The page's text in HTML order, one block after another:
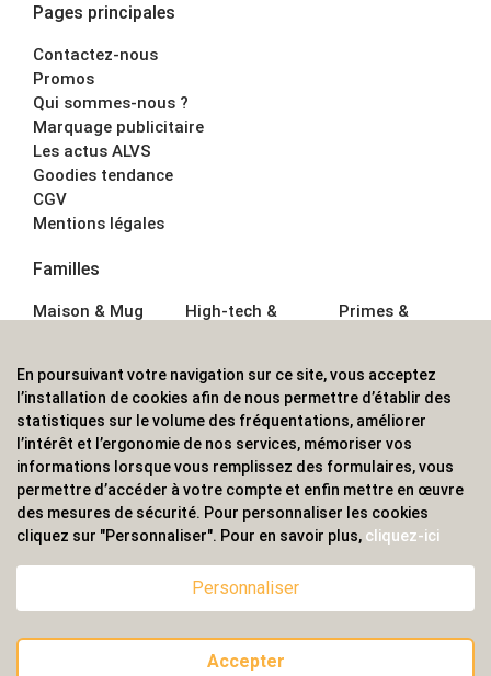
Pages principales
Contactez-nous
Promos
Qui sommes-nous ?
Marquage publicitaire
Les actus ALVS
Goodies tendance
CGV
Mentions légales
Familles
Maison & Mug
Écriture
Bagagerie sacs
High-tech &
Sport &
Outdoor
Enfant
Primes &
Boisson
Textile &
Casquette
Accessoires de
bureau
ALVS, fournisseur d'objets publicitaires, pour les
professionnels. Une implantation nationale, une
couverture internationale.
© 2020 ALVS
En poursuivant votre navigation sur ce site, vous acceptez
l’installation de cookies afin de nous permettre d’établir des
statistiques sur le volume des fréquentations, améliorer
l’intérêt et l’ergonomie de nos services, mémoriser vos
informations lorsque vous remplissez des formulaires, vous
permettre d’accéder à votre compte et enfin mettre en œuvre
des mesures de sécurité. Pour personnaliser les cookies
cliquez sur "Personnaliser". Pour en savoir plus, cliquez-ici
Personnaliser
Accepter